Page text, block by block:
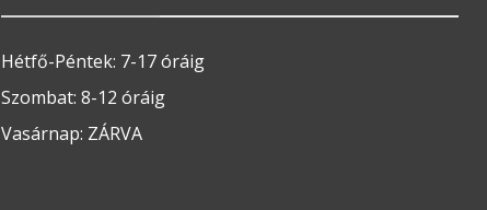
Hétfő-Péntek: 7-17 óráig
Szombat: 8-12 óráig
Vasárnap: ZÁRVA